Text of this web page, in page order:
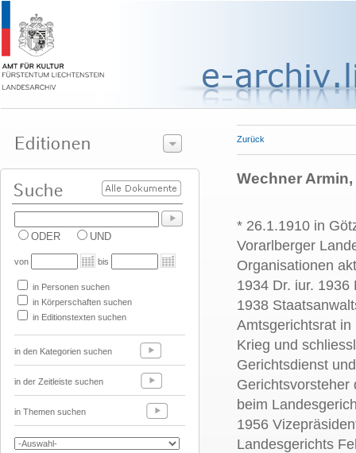
ODER UND
von bis
in Personen suchen
in Körperschaften suchen
in Editionstexten suchen
in den Kategorien suchen
in der Zeitleiste suchen
in Themen suchen
Zurück
Wechner
* 26.1.1910 in
Vorarlberger
Organisationen
1934 Dr. iur.
1938
Amtsgerichtsrat
Krieg und
Gerichtsdienst
Gerichtsvorsteher
beim
1956
Landesgerichts